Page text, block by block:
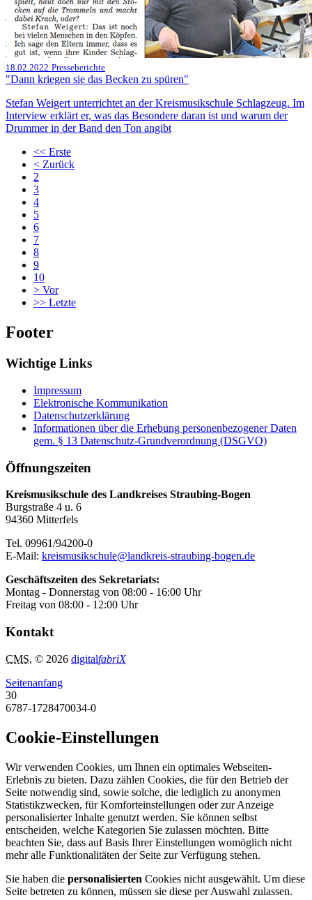
18.02.2022 Presseberichte
"Dann kriegen sie das Becken zu spüren"
Stefan Weigert unterrichtet an der Kreismusikschule Schlagzeug. Im
Interview erklärt er, was das Besondere daran ist und warum der
Drummer in der Band den Ton angibt
<< Erste
< Zurück
2
3
4
5
6
7
8
9
10
> Vor
>> Letzte
Footer
Wichtige Links
Impressum
Elektronische Kommunikation
Datenschutzerklärung
Informationen über die Erhebung personenbezogener Daten
gem. § 13 Datenschutz-Grundverordnung (DSGVO)
Öffnungszeiten
Kreismusikschule des Landkreises Straubing-Bogen
Burgstraße 4 u. 6
94360 Mitterfels
Tel. 09961/94200-0
E-Mail: kreismusikschule@landkreis-straubing-bogen.de
Geschäftszeiten des Sekretariats:
Montag - Donnerstag von 08:00 - 16:00 Uhr
Freitag von 08:00 - 12:00 Uhr
Kontakt
CMS, © 2026 digitalfabriX
Seitenanfang
30
6787-1728470034-0
Cookie-Einstellungen
Wir verwenden Cookies, um Ihnen ein optimales Webseiten-
Erlebnis zu bieten. Dazu zählen Cookies, die für den Betrieb der
Seite notwendig sind, sowie solche, die lediglich zu anonymen
Statistikzwecken, für Komforteinstellungen oder zur Anzeige
personalisierter Inhalte genutzt werden. Sie können selbst
entscheiden, welche Kategorien Sie zulassen möchten. Bitte
beachten Sie, dass auf Basis Ihrer Einstellungen womöglich nicht
mehr alle Funktionalitäten der Seite zur Verfügung stehen.
Sie haben die personalisierten Cookies nicht ausgewählt. Um diese
Seite betreten zu können, müssen sie diese per Auswahl zulassen.